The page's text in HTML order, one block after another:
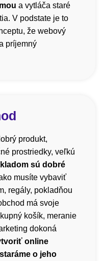
a vytláča staré
V podstate je to
že webový
príjemný
produkt,
prostriedky, veľkú
sú dobré
musíte vybaviť
regály, pokladňou
má svoje
košík, meranie
dokoná
online
o jeho